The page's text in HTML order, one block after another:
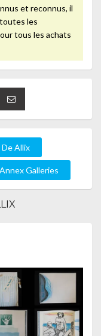
et reconnus, il
les
tous les achats
Allix
Galleries